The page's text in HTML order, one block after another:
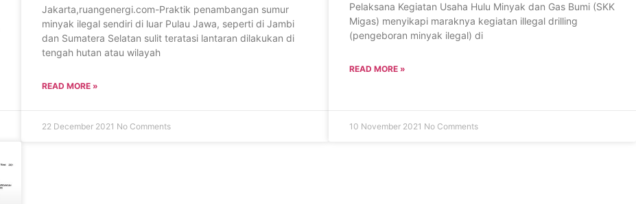
Jakarta,ruangenergi.com-Praktik penambangan sumur
minyak ilegal sendiri di luar Pulau Jawa, seperti di Jambi
dan Sumatera Selatan sulit teratasi lantaran dilakukan di
tengah hutan atau wilayah
READ MORE »
22 December 2021 No Comments
Pelaksana Kegiatan Usaha Hulu Minyak dan Gas Bumi (SKK
Migas) menyikapi maraknya kegiatan illegal drilling
(pengeboran minyak ilegal) di
READ MORE »
10 November 2021 No Comments